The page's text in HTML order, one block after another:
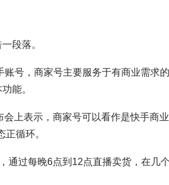
段落。
号，商家号主要服务于有商业需求的
能。
会上表示，商家号可以看作是快手商
正循环。
通过每晚6点到12点直播卖货，在几个